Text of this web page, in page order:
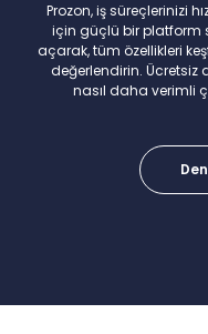
Prozon, iş süreçlerinizi
için güçlü bir platform
açarak, tüm özellikleri
değerlendirin. Ücretsiz
nasıl daha verimli